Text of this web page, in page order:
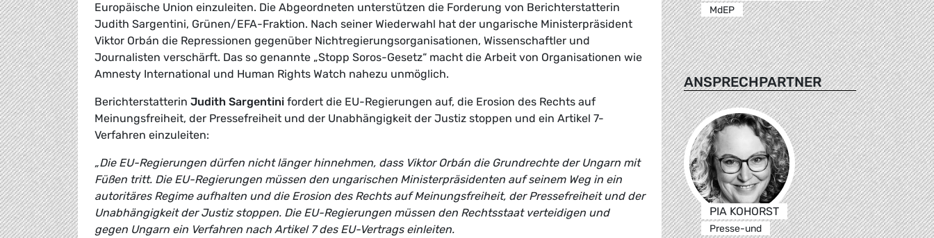
Europäische Union einzuleiten. Die Abgeordneten unterstützen die Forderung von Berichterstatterin
Judith Sargentini, Grünen/EFA-Fraktion. Nach seiner Wiederwahl hat der ungarische Ministerpräsident
Viktor Orbán die Repressionen gegenüber Nichtregierungsorganisationen, Wissenschaftler und
Journalisten verschärft. Das so genannte „Stopp Soros-Gesetz“ macht die Arbeit von Organisationen wie
Amnesty International und Human Rights Watch nahezu unmöglich.
Berichterstatterin Judith Sargentini fordert die EU-Regierungen auf, die Erosion des Rechts auf
Meinungsfreiheit, der Pressefreiheit und der Unabhängigkeit der Justiz stoppen und ein Artikel 7-
Verfahren einzuleiten:
„Die EU-Regierungen dürfen nicht länger hinnehmen, dass Viktor Orbán die Grundrechte der Ungarn mit
Füßen tritt. Die EU-Regierungen müssen den ungarischen Ministerpräsidenten auf seinem Weg in ein
autoritäres Regime aufhalten und die Erosion des Rechts auf Meinungsfreiheit, der Pressefreiheit und der
Unabhängigkeit der Justiz stoppen. Die EU-Regierungen müssen den Rechtsstaat verteidigen und
gegen Ungarn ein Verfahren nach Artikel 7 des EU-Vertrags einleiten.
MdEP
ANSPRECHPARTNER
PIA KOHORST
Presse-und